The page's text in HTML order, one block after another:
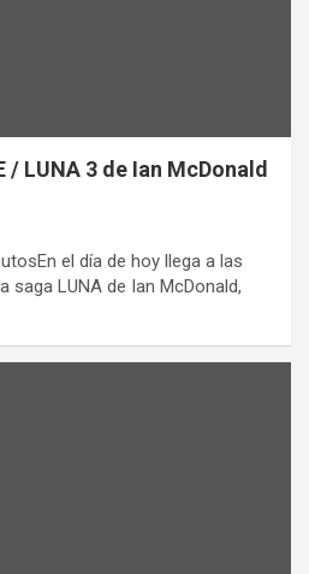
/ LUNA 3 de Ian McDonald
el día de hoy llega a las
saga LUNA de Ian McDonald,